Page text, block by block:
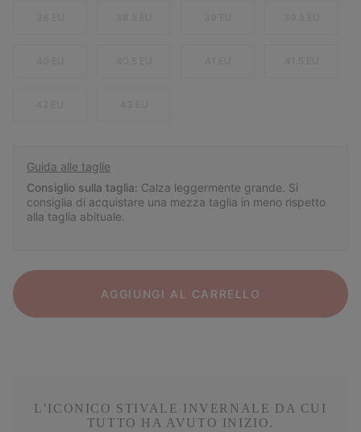
Guida alle taglie
Consiglio sulla taglia: Calza leggermente grande. Si
consiglia di acquistare una mezza taglia in meno rispetto
alla taglia abituale.
AGGIUNGI AL CARRELLO
L’ICONICO STIVALE INVERNALE DA CUI
TUTTO HA AVUTO INIZIO.